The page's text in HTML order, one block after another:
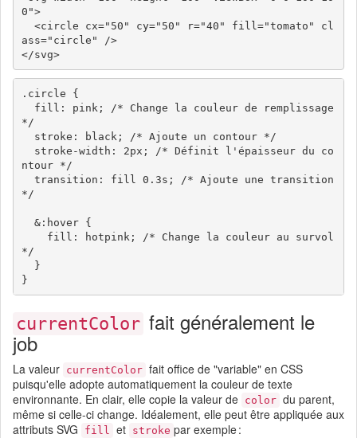
0">
ass="circle" />
</svg>
.circle {
*/
ntour */
*/
*/
currentColor fait généralement le
job
La valeur currentColor fait office de "variable" en CSS
puisqu'elle adopte automatiquement la couleur de texte
environnante. En clair, elle copie la valeur de color du parent,
même si celle-ci change. Idéalement, elle peut être appliquée aux
attributs SVG
fill et stroke par exemple :